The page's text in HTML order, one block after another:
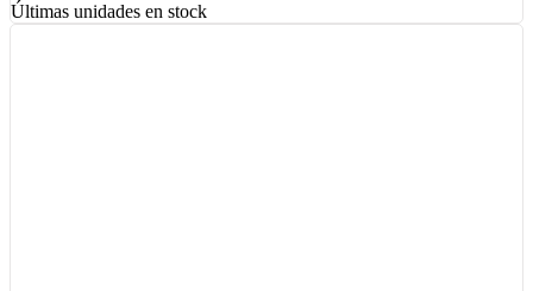
Últimas unidades en stock